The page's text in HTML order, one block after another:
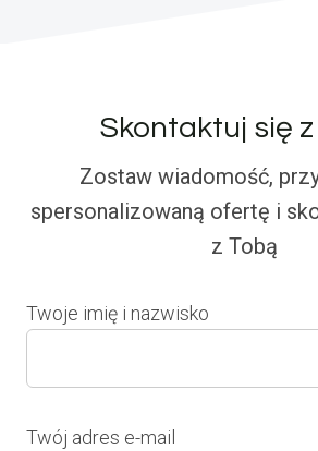
Skontaktuj się
Zostaw wiadomość,
spersonalizowaną ofertę i
z Tobą
Twoje imię i nazwisko
Twój adres e-mail